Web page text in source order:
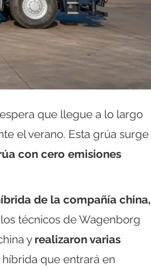
que llegue a lo largo
el verano. Esta grúa surge
con cero emisiones
de la compañía china,
técnicos de Wagenborg
y realizaron varias
que entrará en